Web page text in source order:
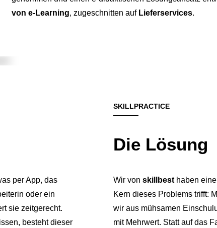
von e-Learning, zugeschnitten auf Lieferservices.
per App, das
oder ein
sie zeitgerecht.
besteht dieser
SKILLPRACTICE
Die Lösung
Wir von skillbest haben
Kern dieses Problems trifft:
wir aus mühsamen
mit Mehrwert. Statt auf das